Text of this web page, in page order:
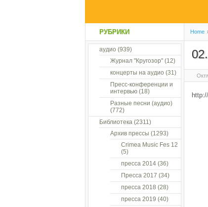
Home
РУБРИКИ
аудио (939)
Журнал "Кругозор"(12)
концерты на аудио (31)
Пресс-конференции и
интервью(18)
Разные песни (аудио)
(772)
Библиотека(2311)
Архив прессы (1293)
Crimea Music Fes 12
(5)
пресса 2014(36)
Пресса 2017 (34)
пресса 2018 (28)
пресса 2019 (40)